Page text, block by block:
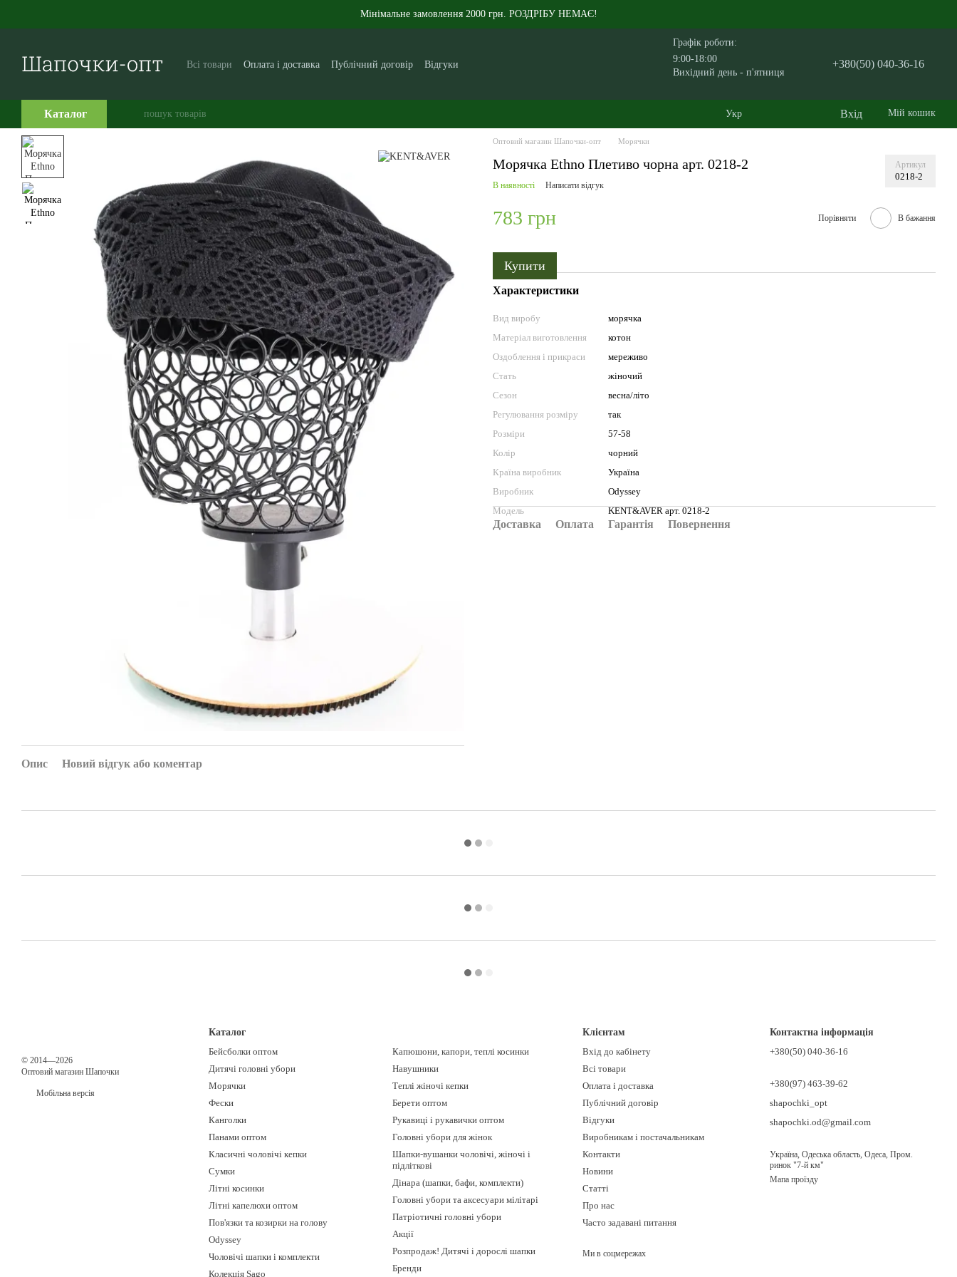
Мінімальне замовлення 2000 грн. РОЗДРІБУ НЕМАЄ!
Всі товари Оплата і доставка Публічний договір
Відгуки
Графік роботи:
9:00-18:00
Вихідний день - п'ятниця
+380(50) 040-36-16
Каталог Укр Вхід Мій кошик
Опис Новий відгук або коментар
Оптовий магазин Шапочки-опт Морячки
Морячка Ethno Плетиво чорна арт. 0218-2 Артикул
0218-2
В наявності Написати відгук
783 грн Порівняти В бажання
Купити
Характеристики
Вид виробу
морячка
Матеріал виготовлення
котон
Оздоблення і прикраси
мереживо
Стать
жіночий
Сезон
весна/літо
Регулювання розміру
так
Розміри
57-58
Колір
чорний
Країна виробник
Україна
Виробник
Odyssey
Модель
KENT&AVER арт. 0218-2
Доставка Оплата Гарантія Повернення
© 2014—2026
Оптовий магазин Шапочки
Мобільна версія
Каталог
Бейсболки оптом
Дитячі головні убори
Морячки
Фески
Канголки
Панами оптом
Класичні чоловічі кепки
Сумки
Літні косинки
Літні капелюхи оптом
Пов'язки та козирки на голову
Odyssey
Чоловічі шапки і комплекти
Колекція Sago
Капюшони, капори, теплі косинки
Навушники
Теплі жіночі кепки
Берети оптом
Рукавиці і рукавички оптом
Головні убори для жінок
Шапки-вушанки чоловічі, жіночі і
підліткові
Дінара (шапки, бафи, комплекти)
Головні убори та аксесуари мілітарі
Патріотичні головні убори
Акції
Розпродаж! Дитячі і дорослі шапки
Бренди
Клієнтам
Вхід до кабінету
Всі товари
Оплата і доставка
Публічний договір
Відгуки
Виробникам і постачальникам
Контакти
Новини
Статті
Про нас
Часто задавані питання
Ми в соцмережах
Контактна інформація
+380(50) 040-36-16
+380(97) 463-39-62
shapochki_opt
shapochki.od@gmail.com
Україна, Одеська область, Одеса, Пром.
ринок "7-й км"
Мапа проїзду